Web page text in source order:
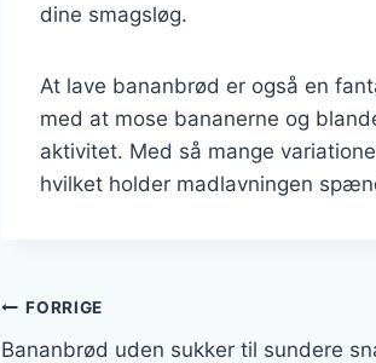
dine smagsløg.
At lave bananbrød er også en
med at mose bananerne og
aktivitet. Med så mange
hvilket holder madlavningen
Indlægsnavigation
FORRIGE
Bananbrød uden sukker til sundere